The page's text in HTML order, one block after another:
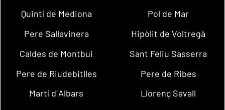
Quintí de Mediona
Pol de Mar
Pere Sallavinera
Hipòlit de Voltregà
Caldes de Montbui
Sant Feliu Sasserra
Pere de Riudebitlles
Pere de Ribes
Martí d´Albars
Llorenç Savall